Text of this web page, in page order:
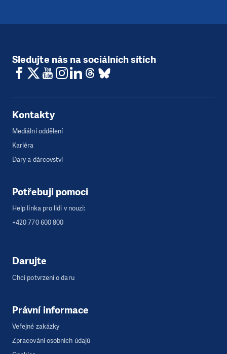
Sledujte nás na sociálních sítích
Kontakty
Mediální oddělení
Kariéra
Dary a dárcovství
Potřebuji pomoci
Help linka pro lidi v nouzi:
+420 770 600 800
Darujte
Chci potvrzení o daru
Právní informace
Veřejné zakázky
Zpracování osobních údajů